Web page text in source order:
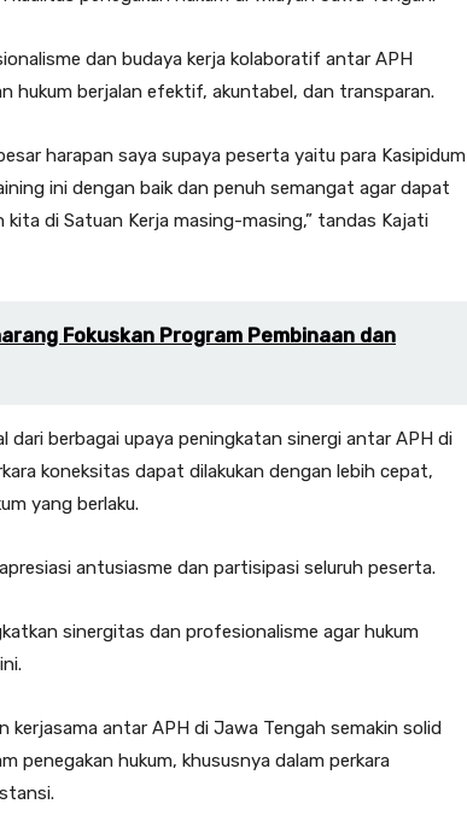
dan budaya kerja kolaboratif antar APH
hukum berjalan efektif, akuntabel, dan transparan.
harapan saya supaya peserta yaitu para Kasipidum
ini dengan baik dan penuh semangat agar dapat
kita di Satuan Kerja masing-masing,” tandas Kajati
Fokuskan Program Pembinaan dan
dari berbagai upaya peningkatan sinergi antar APH di
koneksitas dapat dilakukan dengan lebih cepat,
yang berlaku.
antusiasme dan partisipasi seluruh peserta.
sinergitas dan profesionalisme agar hukum
kerjasama antar APH di Jawa Tengah semakin solid
penegakan hukum, khususnya dalam perkara